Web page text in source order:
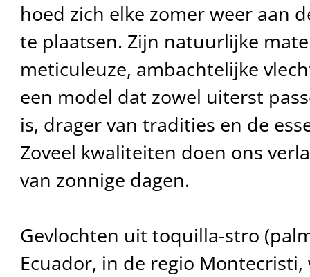
hoed zich elke zomer weer aan
te plaatsen. Zijn natuurlijke
meticuleuze, ambachtelijke
een model dat zowel uiterst
is, drager van tradities en de
Zoveel kwaliteiten doen ons
van zonnige dagen.
Gevlochten uit toquilla-stro
Ecuador, in de regio